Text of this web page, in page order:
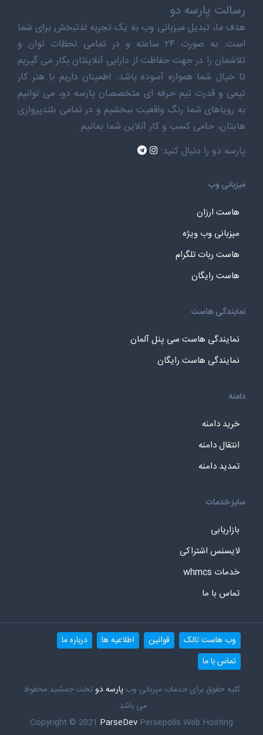
رسالت پارسه دو
هدف ما، تبدیل میزبانی وب به یک تجربه لذتبخش برای شما
است. به صورت ۲۴ ساعته و در تمامی لحظات توان و
تلاشمان را در جهت حفاظت از دارایی آنلاینتان بکار می گیریم
تا خیال شما همواره آسوده باشد. اطمینان داریم با هنر کار
تیمی و قدرت تیم حرفه ای متخصصان پارسه دو، می توانیم
به رویاهای شما رنگ واقعیت ببخشیم و در تمامی بلندپروازی
هایتان، حامی کسب و کار آنلاین شما بمانیم.
پارسه دو را دنبال کنید:
میزبانی وب
هاست ارزان
میزبانی وب ویژه
هاست ربات تلگرام
هاست رایگان
نمایندگی هاست
نمایندگی هاست سی پنل آلمان
نمایندگی هاست رایگان
دامنه
خرید دامنه
انتقال دامنه
تمدید دامنه
سایز خدمات
بازاریابی
لایسنس اشتراکی
خدمات whmcs
تماس با ما
وب هاست تالک قوانین اطلاعیه ها
درباره ما
تماس با ما
کلیه حقوق برای خدمات میزبانی وبپارسه دوتخت جمشید محفوظ
می باشد.
Copyright © 2021 ParseDev Persepolis Web Hosting